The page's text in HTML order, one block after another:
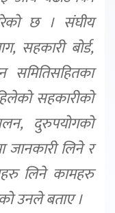
छ । संघीय
सहकारी बोर्ड,
समितिसहितका
सहकारीको
दुरुपयोगको
जानकारी लिने र
लिने कामहरु
उनले बताए ।